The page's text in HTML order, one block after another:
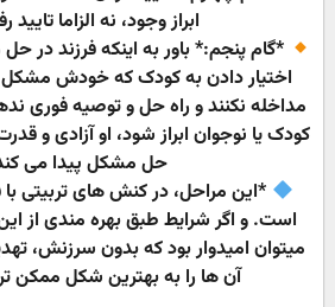
ابراز وجود، نه الزاما تایید
*گام پنجم:* باور به اینکه فرزند در
اختیار دادن به کودک که خودش مشکل
مداخله نکنند و راه حل و توصیه فوری
کودک یا نوجوان ابراز شود، او آزادی و
حل مشکل پیدا می
*این مراحل، در کنش های تربیتی با
است. و اگر شرایط طبق بهره مندی از
میتوان امیدوار بود که بدون سرزنش،
آن ها را به بهترین شکل ممکن